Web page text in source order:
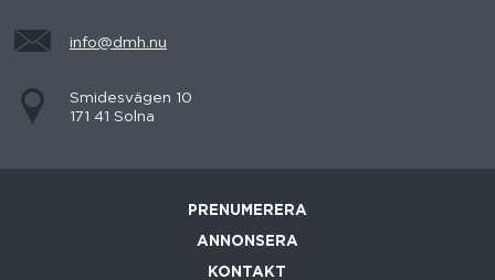
info@dmh.nu
Smidesvägen 10
171 41 Solna
PRENUMERERA
ANNONSERA
KONTAKT